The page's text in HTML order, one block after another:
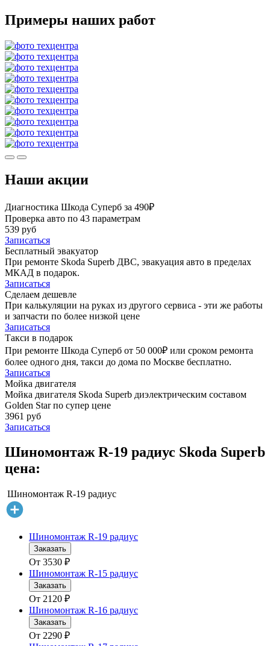
Примеры наших работ
Наши акции
Диагностика Шкода Суперб за 490₽
Проверка авто по 43 параметрам
539 руб
Записаться
Бесплатный эвакуатор
При ремонте Skoda Superb ДВС, эвакуация авто в пределах
МКАД в подарок.
Записаться
Сделаем дешевле
При калькуляции на руках из другого сервиса - эти же работы
и запчасти по более низкой цене
Записаться
Такси в подарок
При ремонте Шкода Суперб от 50 000₽ или сроком ремонта
более одного дня, такси до дома по Москве бесплатно.
Записаться
Мойка двигателя
Мойка двигателя Skoda Superb диэлектрическим составом
Golden Star по супер цене
3961 руб
Записаться
Шиномонтаж R-19 радиус Skoda Superb
цена:
Шиномонтаж R-19 радиус
Шиномонтаж R-19 радиус
Заказать
От 3530 ₽
Шиномонтаж R-15 радиус
Заказать
От 2120 ₽
Шиномонтаж R-16 радиус
Заказать
От 2290 ₽